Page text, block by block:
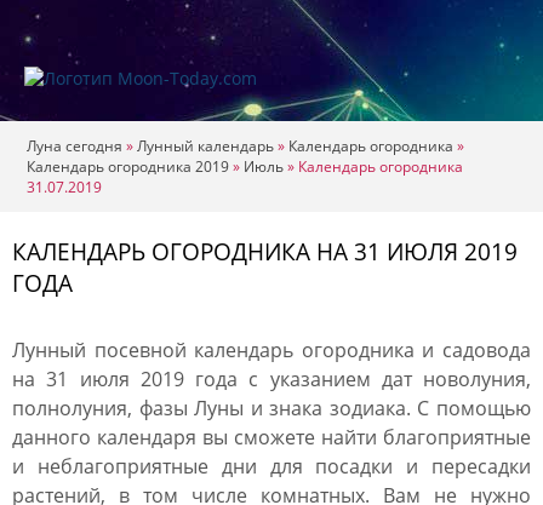
Луна сегодня »Лунный календарь» Календарь огородника »
Календарь огородника 2019» Июль» Календарь огородника
31.07.2019
КАЛЕНДАРЬ ОГОРОДНИКА НА 31 ИЮЛЯ 2019
ГОДА
Лунный посевной календарь огородника и садовода
на 31 июля 2019 года с указанием дат новолуния,
полнолуния, фазы Луны и знака зодиака. С помощью
данного календаря вы сможете найти благоприятные
и неблагоприятные дни для посадки и пересадки
растений, в том числе комнатных. Вам не нужно